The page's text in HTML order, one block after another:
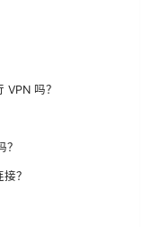
吗？
？